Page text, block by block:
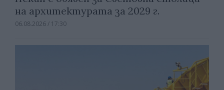
на архитектурата за 2029 г.
06.08.2026 / 17:30